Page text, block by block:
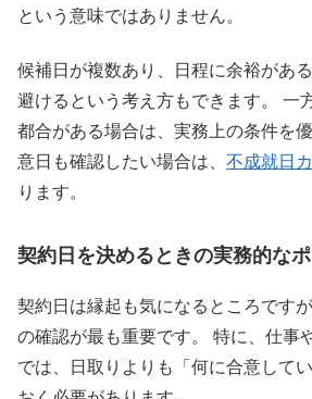
という意味ではありません。
候補日が複数あり、日程に余裕があ
避けるという考え方もできます。 一
都合がある場合は、実務上の条件を
意日も確認したい場合は、 不成就日
ります。
契約日を決めるときの実務的な
契約日は縁起も気になるところです
の確認が最も重要です。 特に、仕事
では、日取りよりも「何に合意して